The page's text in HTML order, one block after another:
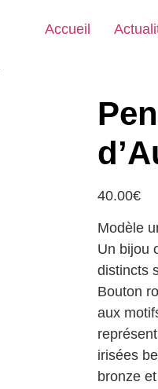
Accueil
40.00€
Modèle
Un bijou
distincts
Bouton
aux
irisées
bronze